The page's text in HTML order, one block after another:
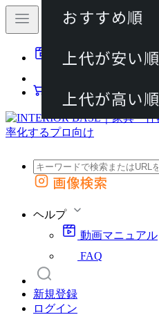
動画マニュアル
カート
外部サイトの商品をカートに追加
画像検索
ヘルプ
動画マニュアル
FAQ
新規登録
ログイン
おすすめ順
上代が安い順
上代が高い順